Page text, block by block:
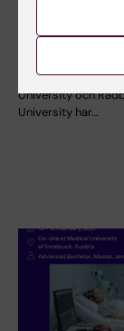
Business
Universitetet i
University och
University har…